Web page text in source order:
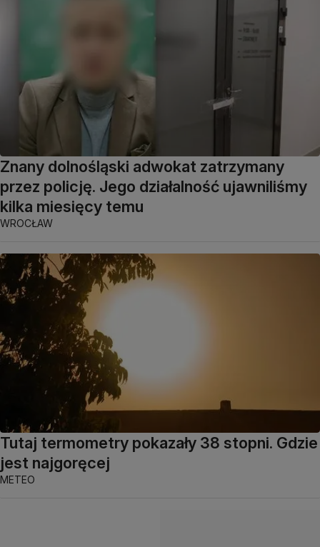
Znany dolnośląski adwokat zatrzymany
przez policję. Jego działalność ujawniliśmy
kilka miesięcy temu
WROCŁAW
Tutaj termometry pokazały 38 stopni. Gdzie
jest najgoręcej
METEO